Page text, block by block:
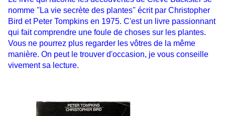
nomme ''La vie secrète des plantes'' écrit par Christopher
Bird et Peter Tompkins en 1975. C'est un livre passionnant
qui fait comprendre une foule de choses sur les plantes.
Vous ne pourrez plus regarder les vôtres de la même
manière. On peut le trouver d'occasion, je vous conseille
vivement sa lecture.